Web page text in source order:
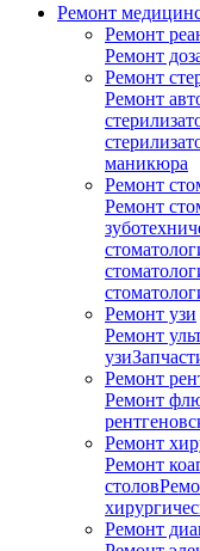
Ремонт
Ремонт
Ремонт
Ремонт
Ремонт
маникюра
Ремонт
Ремонт
Ремонт узи
Ремонт
узи
Ремонт
Ремонт
Ремонт
Ремонт
столов
Ремонт